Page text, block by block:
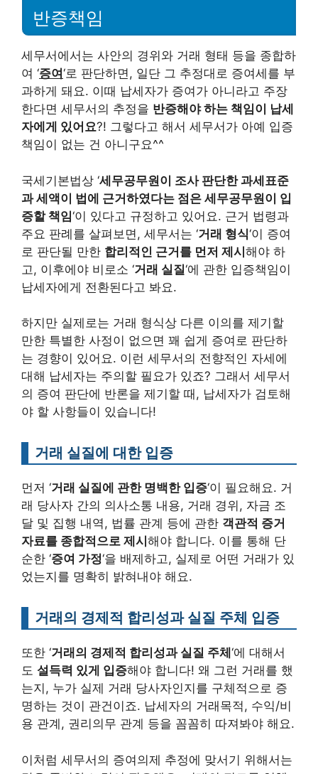
반증책임
세무서에서는 사안의 경위와 거래 형태 등을 종합하
여 ‘증여 ‘로 판단하면, 일단 그 추정대로 증여세를 부
과하게 돼요. 이때 납세자가 증여가 아니라고 주장
한다면 세무서의 추정을 반증해야 하는 책임이 납세
자에게 있어요?! 그렇다고 해서 세무서가 아예 입증
책임이 없는 건 아니구요^^
국세기본법상 ‘세무공무원이 조사 판단한 과세표준
과 세액이 법에 근거하였다는 점은 세무공무원이 입
증할 책임‘이 있다고 규정하고 있어요. 근거 법령과
주요 판례를 살펴보면, 세무서는 ‘거래 형식‘이 증여
로 판단될 만한 합리적인 근거를 먼저 제시해야 하
고, 이후에야 비로소 ‘거래 실질‘에 관한 입증책임이
납세자에게 전환된다고 봐요.
하지만 실제로는 거래 형식상 다른 이의를 제기할
만한 특별한 사정이 없으면 꽤 쉽게 증여로 판단하
는 경향이 있어요. 이런 세무서의 전향적인 자세에
대해 납세자는 주의할 필요가 있죠? 그래서 세무서
의 증여 판단에 반론을 제기할 때, 납세자가 검토해
야 할 사항들이 있습니다!
거래 실질에 대한 입증
먼저 ‘거래 실질에 관한 명백한 입증‘이 필요해요. 거
래 당사자 간의 의사소통 내용, 거래 경위, 자금 조
달 및 집행 내역, 법률 관계 등에 관한 객관적 증거
자료를 종합적으로 제시 해야 합니다. 이를 통해 단
순한 ‘증여 가정‘을 배제하고, 실제로 어떤 거래가 있
었는지를 명확히 밝혀내야 해요.
거래의 경제적 합리성과 실질 주체 입증
또한 ‘거래의 경제적 합리성과 실질 주체 ‘에 대해서
도 설득력 있게 입증해야 합니다! 왜 그런 거래를 했
는지, 누가 실제 거래 당사자인지를 구체적으로 증
명하는 것이 관건이죠. 납세자의 거래목적, 수익/비
용 관계, 권리의무 관계 등을 꼼꼼히 따져봐야 해요.
이처럼 세무서의 증여의제 추정에 맞서기 위해서는